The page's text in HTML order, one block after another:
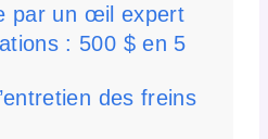
par un œil expert
: 500 $ en 5
des freins